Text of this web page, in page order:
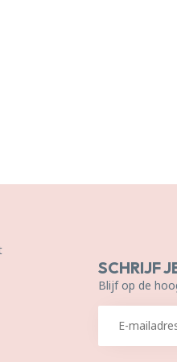
SCHRIJF
Blijf op de